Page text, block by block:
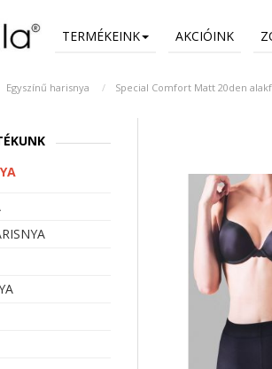
TERMÉKEINK AKCIÓINK
Egyszínű harisnya Special Comfort Matt 20den